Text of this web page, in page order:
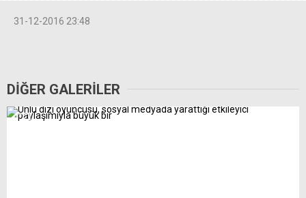
31-12-2016 23:48
DİĞER GALERİLER